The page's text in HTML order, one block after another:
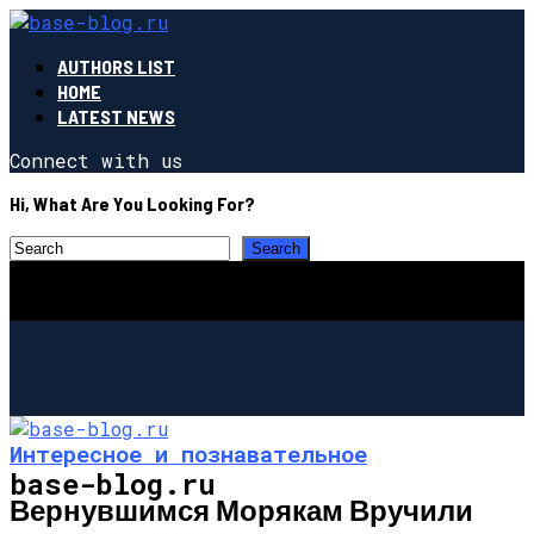
AUTHORS LIST
HOME
LATEST NEWS
Connect with us
Hi, What Are You Looking For?
base-blog.ru
Интересное и познавательное
Вернувшимся Морякам Вручили